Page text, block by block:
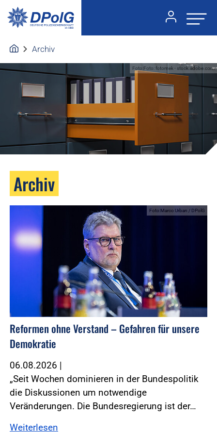
Archiv
Foto:Foto: fotomek - stock.adobe.com
Archiv
Foto:Marco Urban / DPolG
Reformen ohne Verstand – Gefahren für unsere
Demokratie
06.08.2026 |
„Seit Wochen dominieren in der Bundespolitik
die Diskussionen um notwendige
Veränderungen. Die Bundesregierung ist der…
Weiterlesen